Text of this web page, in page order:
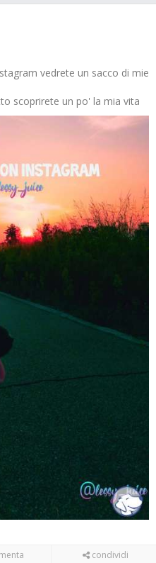
vedrete un sacco di mie
scoprirete un po' la mia vita
condividi